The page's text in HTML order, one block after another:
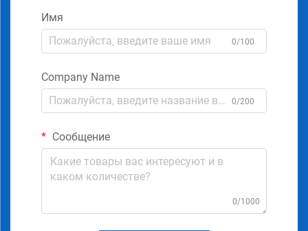
Имя
0/100
Company Name
0/200
Сообщение
0/1000